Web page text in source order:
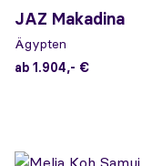
JAZ Makadina
Ägypten
ab 1.904,- €